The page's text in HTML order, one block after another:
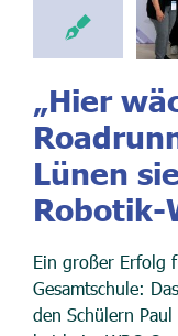
„Hier
Lünen
Ein großer Erfolg
Gesamtschule:
den Schülern